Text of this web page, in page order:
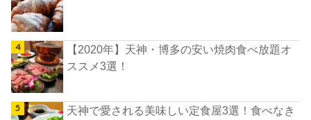
【2020年】天神・博多の安い焼肉食べ放題オ
ススメ3選！
天神で愛される美味しい定食屋3選！食べなき